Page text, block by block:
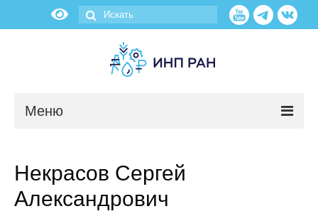
Меню
О нас
Об институте
Некрасов Сергей
Александрович